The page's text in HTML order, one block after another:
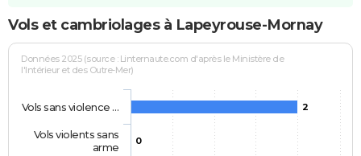
Vols et cambriolages à Lapeyrouse-Mornay
Données 2025 (source : Linternaute.com d'après le Ministère de
l'Intérieur et des Outre-Mer)
2
0
Vols sans violence …
Vols violents sans
arme